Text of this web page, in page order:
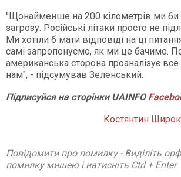
"Щонайменше на 200 кілометрів ми би
загрозу. Російські літаки просто не
Ми хотіли б мати відповіді на ці
самі запропонуємо, як ми це бачимо.
американська сторона проаналізує все
нам", - підсумував Зеленський.
Підписуйся на сторінки UAINFO
Костянтин
Повідомити про помилку - Виділіть
помилку мишею і натисніть Ctrl + Enter